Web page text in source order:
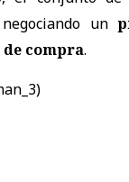
un
de compra.